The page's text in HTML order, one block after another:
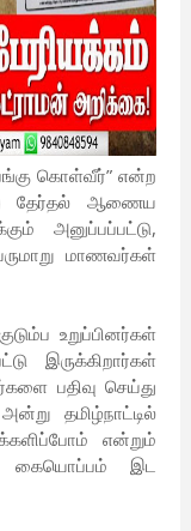
கொள்வீர்” என்ற
தேர்தல் ஆணைய
அனுப்பப்பட்டு,
மாணவர்கள்
உறுப்பினர்கள்
இருக்கிறார்கள்
பதிவு செய்து
தமிழ்நாட்டில்
என்றும்
கையொப்பம் இட